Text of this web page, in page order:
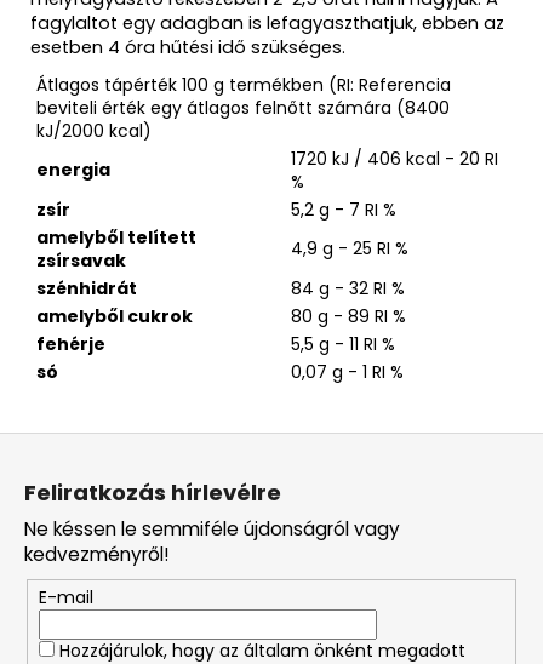
fagylaltot egy adagban is lefagyaszthatjuk, ebben az
esetben 4 óra hűtési idő szükséges.
Átlagos tápérték 100 g termékben (RI: Referencia
beviteli érték egy átlagos felnőtt számára (8400
kJ/2000 kcal)
energia
1720 kJ / 406 kcal - 20 RI
%
zsír
5,2 g - 7 RI %
amelyből telített
zsírsavak
4,9 g - 25 RI %
szénhidrát
84 g - 32 RI %
amelyből cukrok
80 g - 89 RI %
fehérje
5,5 g - 11 RI %
só
0,07 g - 1 RI %
Feliratkozás hírlevélre
Ne késsen le semmiféle újdonságról vagy
kedvezményről!
E-mail
Hozzájárulok, hogy az általam önként megadott